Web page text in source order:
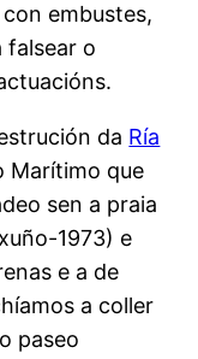
embustes,
falsear o
da Ría
Marítimo que
sen a praia
1973) e
e a de
a coller
paseo